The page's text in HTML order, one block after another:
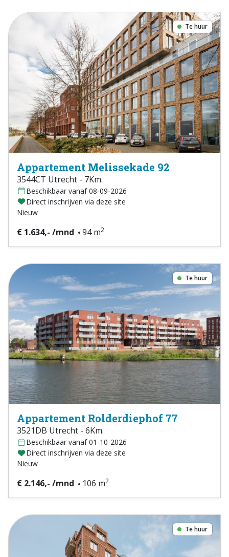
Te huur
Appartement Melissekade 92
3544CT Utrecht - 7Km.
Beschikbaar vanaf 08-09-2026
Direct inschrijven via deze site
Nieuw
€ 1.634,- /mnd 94 m2
Te huur
Appartement Rolderdiephof 77
3521DB Utrecht - 6Km.
Beschikbaar vanaf 01-10-2026
Direct inschrijven via deze site
Nieuw
€ 2.146,- /mnd 106 m2
Te huur